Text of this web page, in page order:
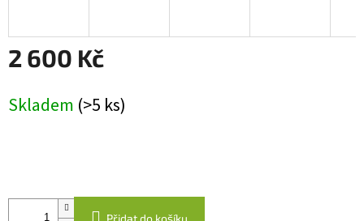
2 600 Kč
cena:
Skladem (>5 ks)